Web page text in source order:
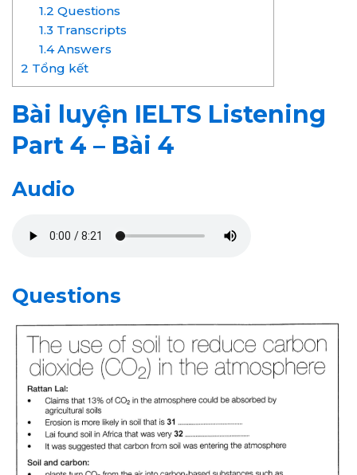
1.2 Questions
1.3 Transcripts
1.4Answers
2 Tổng kết
Bài luyện IELTS Listening
Part 4 – Bài 4
Audio
Questions